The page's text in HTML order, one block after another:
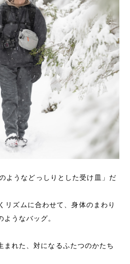
ようなどっしりとした受け皿」だ
リズムに合わせて、身体のまわり
うなバッグ。
まれた、対になるふたつのかたち